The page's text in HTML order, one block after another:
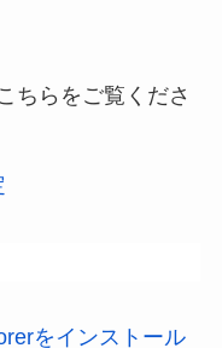
ちらをご覧くださ
をインストール